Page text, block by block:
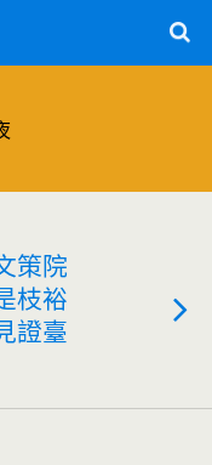
策院
枝裕
證臺